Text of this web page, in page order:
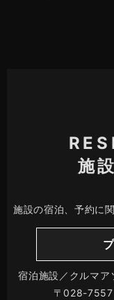
施
施設の宿泊、予約に
宿泊施設／クルマア
〒028-7557